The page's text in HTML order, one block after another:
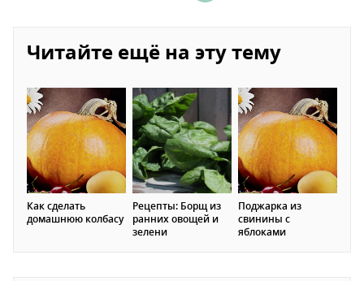
Читайте ещё на эту тему
Как сделать
домашнюю колбасу
Рецепты: Борщ из
ранних овощей и
зелени
Поджарка из
свинины с
яблоками